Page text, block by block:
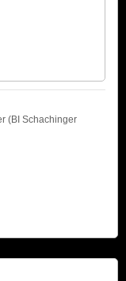
(BI Schachinger